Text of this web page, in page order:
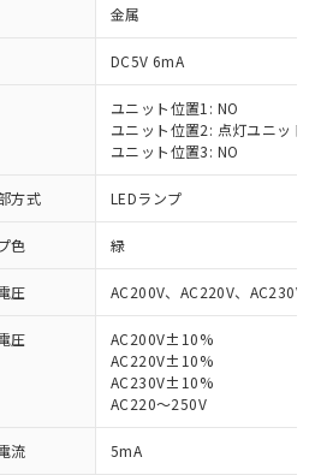
金属
DC5V 6mA
ユニット位置1: NO
ユニット位置2: 点灯ユニット
ユニット位置3: NO
方式 LEDランプ
色 緑
圧 AC200V、AC220V、AC230V
圧
AC200V±10%
AC220V±10%
AC230V±10%
AC220～250V
流 5mA
RoHS指令（10物質）の
製品が提供可能な商品で